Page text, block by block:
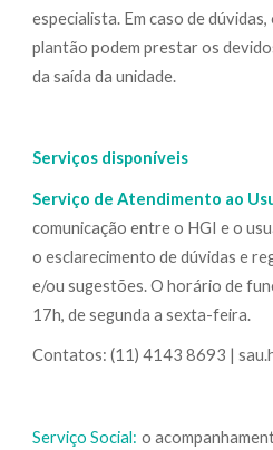
especialista. Em caso de
plantão podem prestar os
da saída da unidade.
Serviços disponíveis
Serviço de Atendimento ao
comunicação entre o HGI e o
o esclarecimento de dúvidas e
e/ou sugestões. O horário de
17h, de segunda a sexta-feira.
Contatos: (11) 4143 8693 |
Serviço Social: o